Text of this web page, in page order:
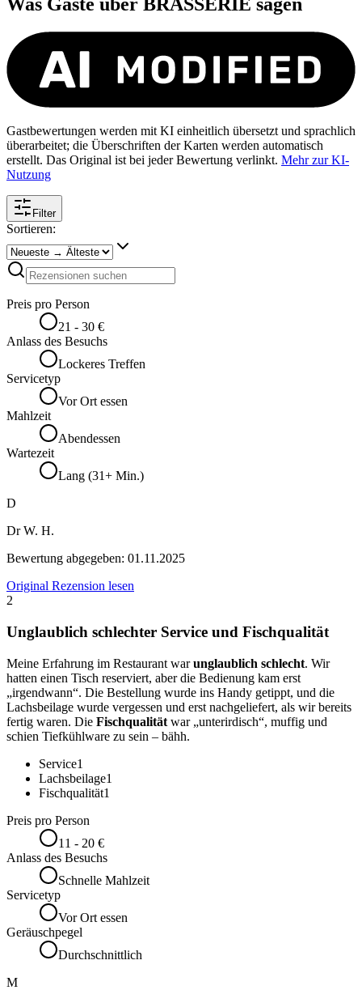
Was Gäste über BRASSERIE sagen
Gastbewertungen werden mit KI einheitlich übersetzt und sprachlich
überarbeitet; die Überschriften der Karten werden automatisch
erstellt. Das Original ist bei jeder Bewertung verlinkt. Mehr zur KI-
Nutzung
Filter
Sortieren:
Preis pro Person
21 - 30 €
Anlass des Besuchs
Lockeres Treffen
Servicetyp
Vor Ort essen
Mahlzeit
Abendessen
Wartezeit
Lang (31+ Min.)
D
Dr W. H.
Bewertung abgegeben: 01.11.2025
Original Rezension lesen
2
Unglaublich schlechter Service und Fischqualität
Meine Erfahrung im Restaurant warunglaublich schlecht. Wir
hatten einen Tisch reserviert, aber die Bedienung kam erst
„irgendwann“. Die Bestellung wurde ins Handy getippt, und die
Lachsbeilage wurde vergessen und erst nachgeliefert, als wir bereits
fertig waren. Die Fischqualität war „unterirdisch“, muffig und
schien Tiefkühlware zu sein – bähh.
Service1
Lachsbeilage1
Fischqualität1
Preis pro Person
11 - 20 €
Anlass des Besuchs
Schnelle Mahlzeit
Servicetyp
Vor Ort essen
Geräuschpegel
Durchschnittlich
M